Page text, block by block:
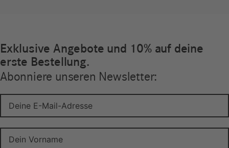
Exklusive Angebote und 10% auf deine
erste Bestellung.
Abonniere unseren Newsletter: